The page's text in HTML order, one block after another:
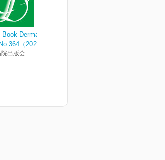
Derma.（デ
（2025年8...
出版会